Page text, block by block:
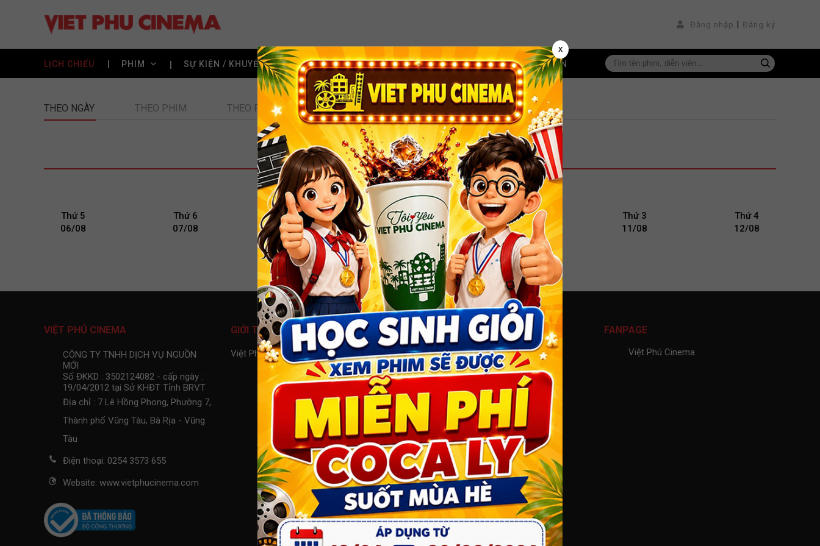
Đăng nhập | Đăng ký
LỊCH CHIẾU PHIM SỰ KIỆN / KHUYẾN MÃI GIÁ VÉ HỖ TRỢ/GÓP Ý/PHẢN ÁNH THÀNH VIÊN
THEO NGÀY THEO PHIM THEO RẠP
LỊCH CHIẾU
Lịch phim có thể thay đổi, Quý khách vui lòng check trước khi đặt vé.
Thứ 5
06/08
Thứ 6
07/08
Thứ 7
08/08
Chủ nhật
09/08
Thứ 2
10/08
Thứ 3
11/08
Thứ 4
12/08
x
VIỆT PHÚ CINEMA
CÔNG TY TNHH DỊCH VỤ NGUỒN
MỚI
Số ĐKKD : 3502124082 - cấp ngày :
19/04/2012 tại Sở KHĐT Tỉnh BRVT
Địa chỉ : 7 Lê Hồng Phong, Phường 7,
Thành phố Vũng Tàu, Bà Rịa - Vũng
Tàu
Điện thoại: 0254 3573 655
Website: www.vietphucinema.com
GIỚI THIỆU
Việt Phú Cinema Vũng Tàu
QUY ĐỊNH CHÍNH SÁCH
Chính sách bảo mật thông tin
Chính sách giá và thanh toán
Chính sách giao nhận
Chính sách đổi trả/ hoàn tiền
PHÂN LOẠI PHỔ BIẾN PHIM
FANPAGE
Việt Phú Cinema